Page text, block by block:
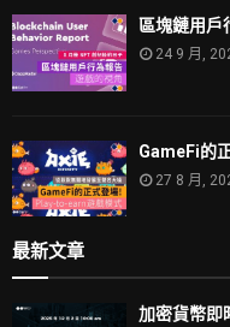
區塊鏈用戶
24 9 月,
GameFi的
27 8 月,
最新文章
加密貨幣即